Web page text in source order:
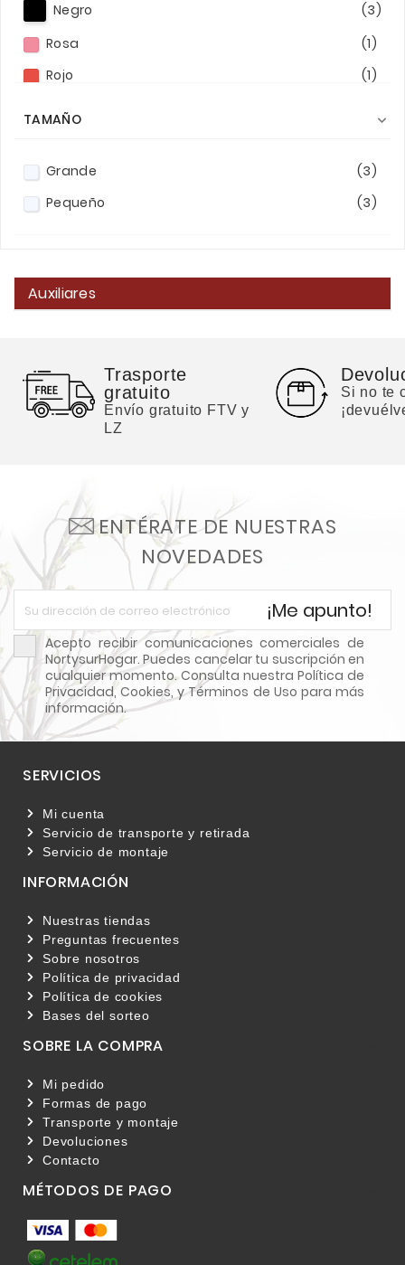
Negro
(3)
Rosa
(1)
Rojo
(1)
Azul marino
(1)
Marrón
(1)
Verde
(2)
TAMAÑO 
Grande
(3)
Pequeño
(3)
Auxiliares
Trasporte
gratuito
Envío gratuito FTV y
LZ
Si no te
ENTÉRATE DE NUESTRAS
NOVEDADES
¡Me apunto!
Acepto recibir comunicaciones comerciales de
NortysurHogar. Puedes cancelar tu suscripción en
cualquier momento. Consulta nuestra Política de
Privacidad, Cookies, y Términos de Uso para más
información.
SERVICIOS
Mi cuenta
Servicio de transporte y retirada
Servicio de montaje
INFORMACIÓN
Nuestras tiendas
Preguntas frecuentes
Sobre nosotros
Política de privacidad
Política de cookies
Bases del sorteo
SOBRE LA COMPRA
Mi pedido
Formas de pago
Transporte y montaje
Devoluciones
Contacto
MÉTODOS DE PAGO